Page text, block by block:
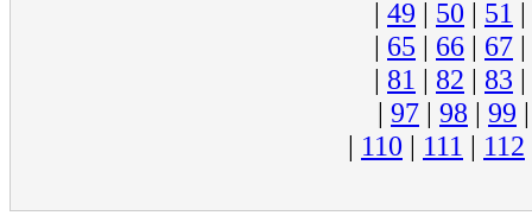
| 49 | 50 | 51 |
| 65 | 66 | 67 |
| 81 | 82 | 83 |
| 97 | 98 | 99
| 110 | 111 | 112